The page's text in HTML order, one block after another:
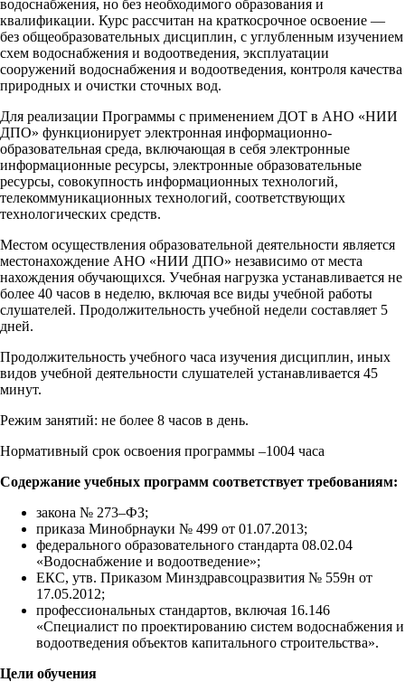
водоснабжения, но без необходимого образования и
квалификации. Курс рассчитан на краткосрочное освоение —
без общеобразовательных дисциплин, с углубленным изучением
схем водоснабжения и водоотведения, эксплуатации
сооружений водоснабжения и водоотведения, контроля качества
природных и очистки сточных вод.
Для реализации Программы с применением ДОТ в АНО «НИИ
ДПО» функционирует электронная информационно-
образовательная среда, включающая в себя электронные
информационные ресурсы, электронные образовательные
ресурсы, совокупность информационных технологий,
телекоммуникационных технологий, соответствующих
технологических средств.
Местом осуществления образовательной деятельности является
местонахождение АНО «НИИ ДПО» независимо от места
нахождения обучающихся. Учебная нагрузка устанавливается не
более 40 часов в неделю, включая все виды учебной работы
слушателей. Продолжительность учебной недели составляет 5
дней.
Продолжительность учебного часа изучения дисциплин, иных
видов учебной деятельности слушателей устанавливается 45
минут.
Режим занятий: не более 8 часов в день.
Нормативный срок освоения программы –1004 часа
Содержание учебных программ соответствует требованиям:
закона № 273–ФЗ;
приказа Минобрнауки № 499 от 01.07.2013;
федерального образовательного стандарта 08.02.04
«Водоснабжение и водоотведение»;
ЕКС, утв. Приказом Минздравсоцразвития № 559н от
17.05.2012;
профессиональных стандартов, включая 16.146
«Специалист по проектированию систем водоснабжения и
водоотведения объектов капитального строительства».
Цели обучения